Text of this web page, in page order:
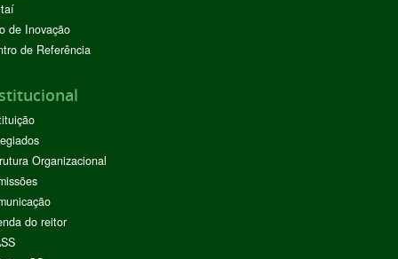
de Inovação
de Referência
Organizacional
do reitor